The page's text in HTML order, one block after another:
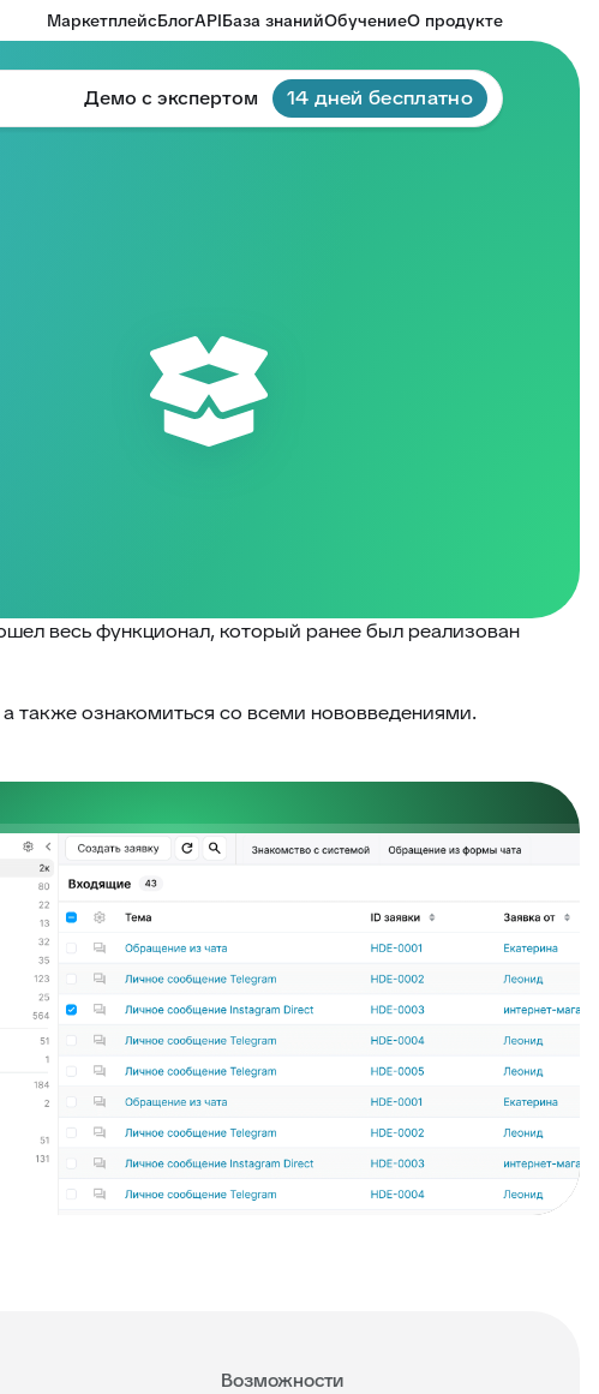
МаркетплейсБлогAPIБаза знанийОбучениеО продукте
Демо с экспертом 14 дней бесплатно
весь функционал, который ранее был реализован
а также ознакомиться со всеми нововведениями.
Возможности